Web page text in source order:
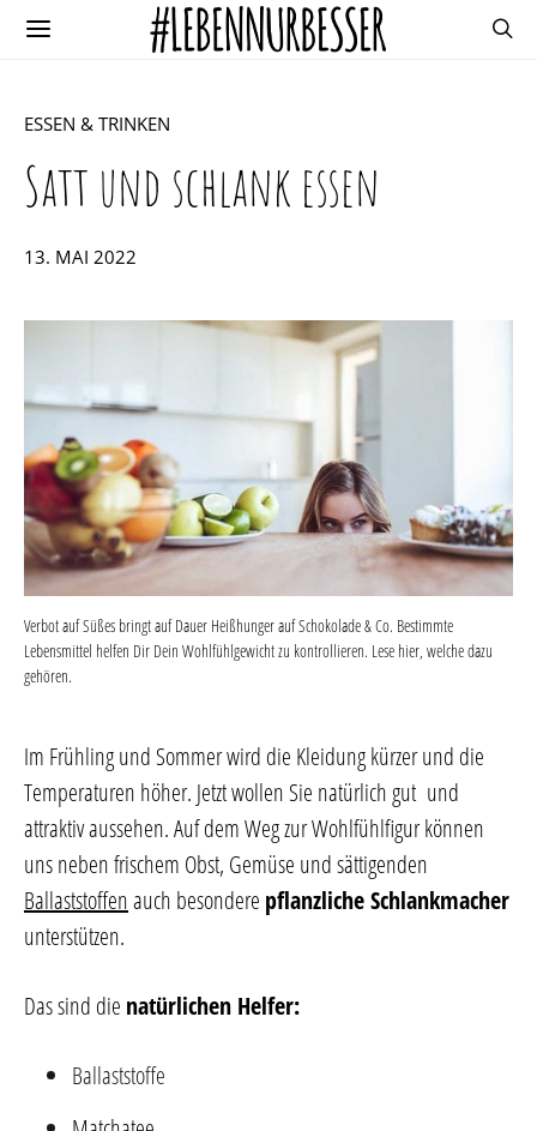
ESSEN & TRINKEN
Satt und schlank essen
POSTED
13. MAI 2022
Verbot auf Süßes bringt auf Dauer Heißhunger auf Schokolade & Co. Bestimmte
Lebensmittel helfen Dir Dein Wohlfühlgewicht zu kontrollieren. Lese hier, welche dazu
gehören.
Im Frühling und Sommer wird die Kleidung kürzer und die
Temperaturen höher. Jetzt wollen Sie natürlich gut und
attraktiv aussehen. Auf dem Weg zur Wohlfühlfigur können
uns neben frischem Obst, Gemüse und sättigenden
Ballaststoffenauch besondere pflanzliche Schlankmacher
unterstützen.
Das sind die natürlichen Helfer:
Ballaststoffe